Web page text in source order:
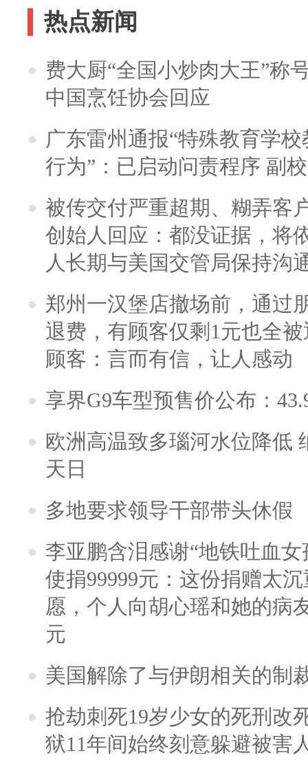
热点新闻
费大厨“全国小炒肉大王”称
中国烹饪协会回应
广东雷州通报“特殊教育学
行为”：已启动问责程序 副
被传交付严重超期、糊弄客
创始人回应：都没证据，将
人长期与美国交管局保持沟
郑州一汉堡店撤场前，通过
退费，有顾客仅剩1元也全
顾客：言而有信，让人感动
享界G9车型预售价公布：
欧洲高温致多瑙河水位降低
天日
多地要求领导干部带头休假
李亚鹏含泪感谢“地铁吐血
使捐99999元：这份捐赠太
愿，个人向胡心瑶和她的病
元
美国解除了与伊朗相关的制
抢劫刺死19岁少女的死刑改
狱11年间始终刻意躲避被害